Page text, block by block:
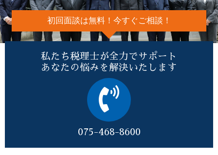
初回面談は無料！今すぐご相談！
私たち税理士が全力でサポート
あなたの悩みを解決いたします
075-468-8600